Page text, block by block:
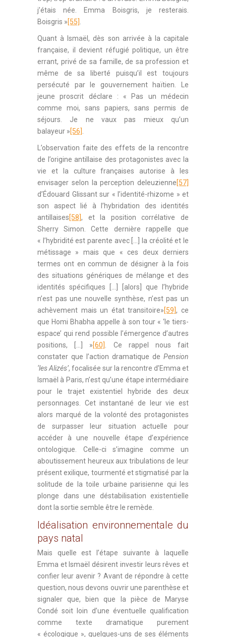
j’étais née. Emma Boisgris, je resterais.
Boisgris »[55]
Quant à Ismaël, dès son arrivée à la capitale
française, il devient réfugié politique, un être
errant, privé de sa famille, de sa profession et
même de sa liberté puisqu’il est toujours
persécuté par le gouvernement haïtien. Le
jeune proscrit déclare : « Pas un médecin
comme moi, sans papiers, sans permis de
séjours. Je ne vaux pas mieux qu’un
balayeur »[56]
L’observation faite des effets de la rencontre
de l’origine antillaise des protagonistes avec la
vie et la culture françaises autorise à les
envisager selon la perception deleuzienne[57]
d’Édouard Glissant sur « l’identité-rhizome » et
son aspect lié à l’hybridation des identités
antillaises[58], et la position corrélative de
Sherry Simon. Cette dernière rappelle que
« l’hybridité est parente avec […] la créolité et le
métissage » mais que « ces deux derniers
termes ont en commun de désigner à la fois
des situations génériques de mélange et des
identités spécifiques […] [alors] que l’hybride
n’est pas une nouvelle synthèse, n’est pas un
achèvement mais un état transitoire»[59], ce
que Homi Bhabha appelle à son tour « ‘le tiers-
espace’ qui rend possible l’émergence d’autres
positions, […] »[60]
. Ce rappel nous fait
constater que l’action dramatique de Pension
‘les Alizés’, focalisée sur la rencontre d’Emma et
Ismaël à Paris, n’est qu’une étape intermédiaire
pour le trajet existentiel hybride des deux
personnages. Cet instantané de leur vie est
alors marqué de la volonté des protagonistes
de surpasser leur situation actuelle pour
accéder à une nouvelle étape d’expérience
ontologique. Celle-ci s’imagine comme un
aboutissement heureux aux tribulations de leur
présent exilique, tourmenté et stigmatisé par la
solitude de la toile urbaine parisienne qui les
plonge dans une déstabilisation existentielle
dont la sortie semble être le remède.
Idéalisation environnementale du
pays natal
Mais quelle est l’étape suivante à laquelle
Emma et Ismaël désirent investir leurs rêves et
confier leur avenir ? Avant de répondre à cette
question, nous devons ouvrir une parenthèse et
signaler que, bien que la pièce de Maryse
Condé soit loin d’une éventuelle qualification
comme texte dramatique purement
« écologique », quelques-uns de ses éléments